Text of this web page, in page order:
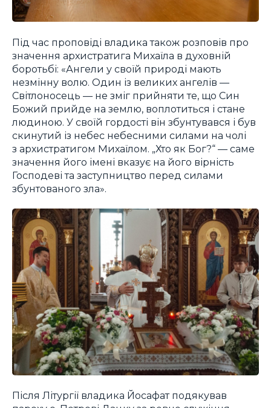
Під час проповіді владика також розповів про
значення архистратига Михаїла в духовній
боротьбі: «Ангели у своїй природі мають
незмінну волю. Один із великих ангелів —
Світлоносець — не зміг прийняти те, що Син
Божий прийде на землю, воплотиться і стане
людиною. У своїй гордості він збунтувався і був
скинутий із небес небесними силами на чолі
з архистратигом Михаїлом. „Хто як Бог?“ — саме
значення його імені вказує на його вірність
Господеві та заступництво перед силами
збунтованого зла».
Після Літургії владика Йосафат подякував